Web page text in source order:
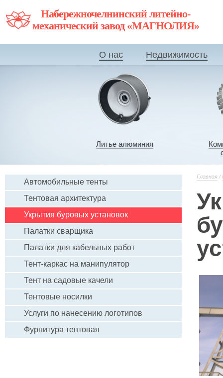
Набережночелнинский литейно-
механический завод «МАГНОЛИЯ»
О нас Недвижимость
Литье алюминия
Автомобильные тенты
Тентовая архитектура
Укрытия буровых установок
Палатки сварщика
Палатки для кабельных работ
Тент-каркас на манипулятор
Тент на садовые качели
Тентовые носилки
Услуги по нанесению логотипов
Фурнитура тентовая
Главная /